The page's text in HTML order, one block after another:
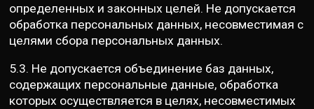
определенных и законных целей. Не допускается
обработка персональных данных, несовместимая с
целями сбора персональных данных.
5.3. Не допускается объединение баз данных,
содержащих персональные данные, обработка
которых осуществляется в целях, несовместимых